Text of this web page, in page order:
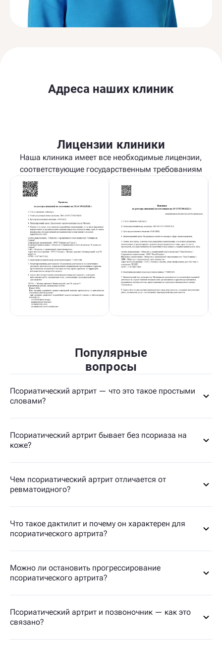
Адреса наших клиник
Лицензии клиники
Наша клиника имеет все необходимые лицензии,
соответствующие государственным требованиям
Популярные
вопросы
Псориатический артрит — что это такое простыми
словами?
Псориатический артрит бывает без псориаза на
коже?
Чем псориатический артрит отличается от
ревматоидного?
Что такое дактилит и почему он характерен для
псориатического артрита?
Можно ли остановить прогрессирование
псориатического артрита?
Псориатический артрит и позвоночник — как это
связано?